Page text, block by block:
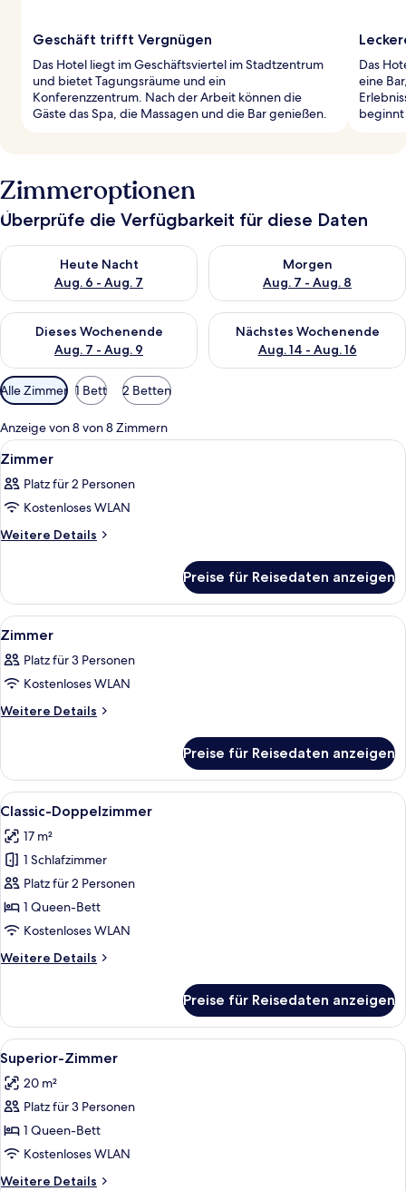
Geschäft trifft Vergnügen
Das Hotel liegt im Geschäftsviertel im Stadtzentrum
und bietet Tagungsräume und ein
Konferenzzentrum. Nach der Arbeit können die
Gäste das Spa, die Massagen und die Bar genießen.
Das
eine
beginnt
Zimmeroptionen
Überprüfe die Verfügbarkeit für diese Daten
Heute Nacht
Aug. 6 - Aug. 7
Überprüfe die Verfügbarkeit für heute Nacht, Aug. 6 - Aug. 7.
Morgen
Aug. 7 - Aug. 8
Überprüfe die Verfügbarkeit
Dieses Wochenende
Aug. 7 - Aug. 9
Überprüfe die Verfügbarkeit für dieses Wochenende, Aug. 7
Nächstes Wochenende
Aug. 14 - Aug. 16
Überprüfe die Verfügbarkeit
Verfügbare
Filter
für
Zimmer
Alle Zimmer 1 Bett 2 Betten
Anzeige von 8 von 8 Zimmern
Alle
Fotos
für
Zimmer
anzeigen
Ein Hotelzimmer mit einem großen
6
Zimmer
Platz für 2 Personen
Kostenloses WLAN
Weitere Details
Weitere
Preise für Reisedaten anzeigen
Alle
Fotos
für
Zimmer
anzeigen
Ein Hotelzimmer mit Bett, Fernseher,
4
Zimmer
Platz für 3 Personen
Kostenloses WLAN
Weitere Details
Weitere
Preise für Reisedaten anzeigen
Alle
Fotos
für
Classic-
Doppelzimmer
anzeigen
Ein Hotelzimmer mit Bett,
5
Classic-Doppelzimmer
17 m²
1 Schlafzimmer
Platz für 2 Personen
1 Queen-Bett
Kostenloses WLAN
Weitere Details
Weitere
Doppelzimmer
Preise für Reisedaten anzeigen
Alle
Fotos
für
Superior-
Zimmer
anzeigen
Ein Hotelzimmer mit einem großen
5
Superior-Zimmer
20 m²
Platz für 3 Personen
1 Queen-Bett
Kostenloses WLAN
Weitere Details
Weitere